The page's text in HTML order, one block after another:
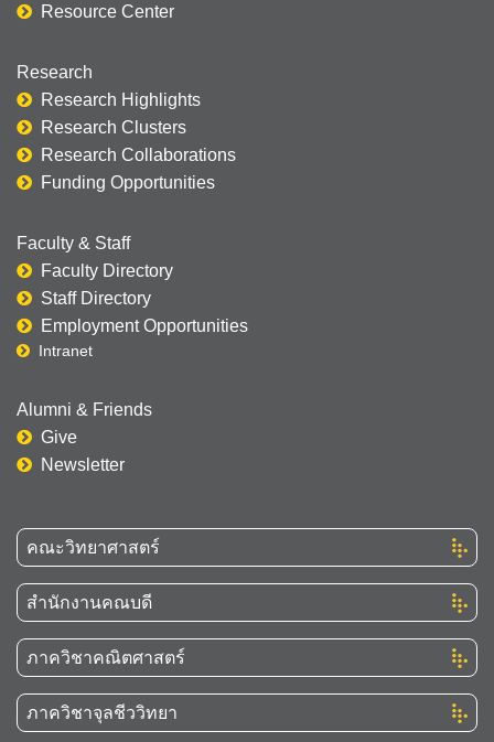
Resource Center
Research
Research Highlights
Research Clusters
Research Collaborations
Funding Opportunities
Faculty & Staff
Faculty Directory
Staff Directory
Employment Opportunities
Intranet
Alumni & Friends
Give
Newsletter
คณะวิทยาศาสตร์
สำนักงานคณบดี
ภาควิชาคณิตศาสตร์
ภาควิชาจุลชีววิทยา